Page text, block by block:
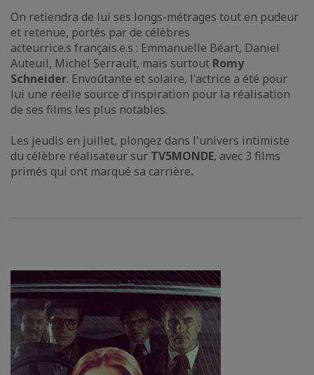
On retiendra de lui ses longs-métrages tout en pudeur
et retenue, portés par de célèbres
acteur.rice.s français.e.s : Emmanuelle Béart, Daniel
Auteuil, Michel Serrault, mais surtout Romy
Schneider. Envoûtante et solaire, l'actrice a été pour
lui une réelle source d’inspiration pour la réalisation
de ses films les plus notables.
Les jeudis en juillet, plongez dans l'univers intimiste
du célèbre réalisateur sur TV5MONDE, avec 3 films
primés qui ont marqué sa carrière.